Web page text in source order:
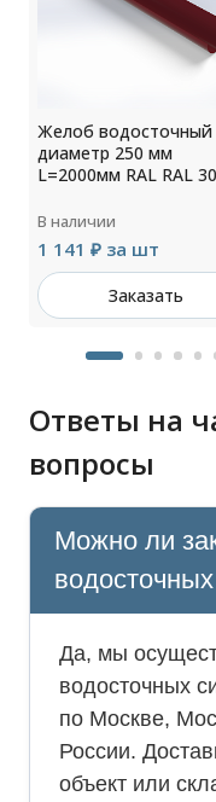
Желоб водосточный
диаметр 250 мм
L=2000мм RAL RAL
В наличии
1 141 ₽ за шт
Заказать
Ответы на
вопросы
Можно ли
Да, мы
водосточных
по Москве,
России.
объект или